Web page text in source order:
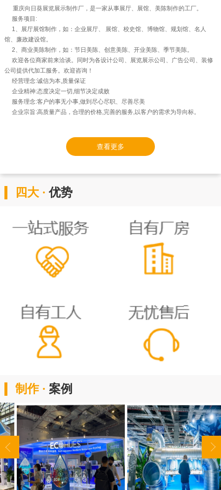
重庆向日葵展览展示制作厂，是一家从事展厅、展馆、美陈制作的工厂。
服务项目:
1、展厅展馆制作，如：企业展厅、 展馆、校史馆、博物馆、规划馆、名人
馆、廉政建设馆。
2、商业美陈制作，如：节日美陈、创意美陈、开业美陈、季节美陈。
欢迎各位商家前来洽谈。同时为各设计公司、展览展示公司、广告公司、装修
公司提供代加工服务。欢迎咨询！
经营理念:诚信为本,质量保证
企业精神:态度决定一切,细节决定成败
服务理念:客户的事无小事,做到尽心尽职、尽善尽美
企业宗旨:高质量产品，合理的价格,完善的服务,以客户的需求为导向标。
查看更多
四大 ·优势
制作 · 案例